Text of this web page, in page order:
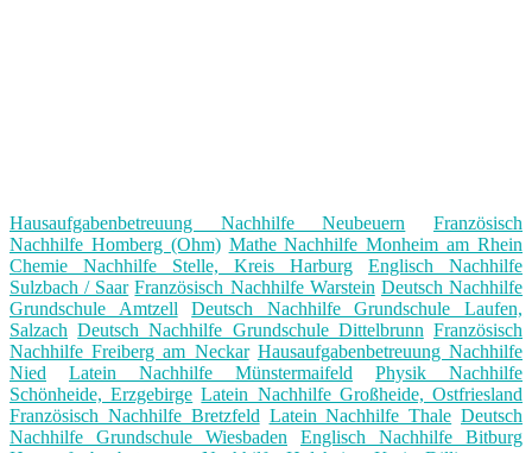
Hausaufgabenbetreuung Nachhilfe Neubeuern
Französisch
Nachhilfe Homberg (Ohm) Mathe Nachhilfe Monheim am Rhein
Chemie Nachhilfe Stelle, Kreis Harburg
Englisch Nachhilfe
Sulzbach / Saar Französisch Nachhilfe Warstein Deutsch Nachhilfe
Grundschule Amtzell
Deutsch Nachhilfe Grundschule Laufen,
Salzach Deutsch Nachhilfe Grundschule Dittelbrunn Französisch
Nachhilfe Freiberg am Neckar Hausaufgabenbetreuung Nachhilfe
Nied
Latein Nachhilfe Münstermaifeld
Physik Nachhilfe
Schönheide, Erzgebirge Latein Nachhilfe Großheide, Ostfriesland
Französisch Nachhilfe Bretzfeld Latein Nachhilfe Thale Deutsch
Nachhilfe Grundschule Wiesbaden
Englisch Nachhilfe Bitburg